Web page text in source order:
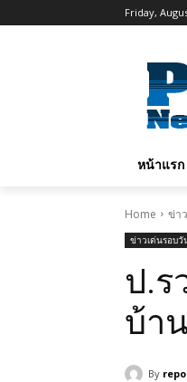
Friday,
หน้าแรก
Home ข่า
ข่าวเด่นรอบวั
ป.ร
บ้า
By